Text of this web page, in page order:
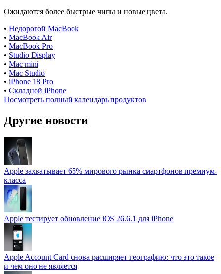
Ожидаются более быстрые чипы и новые цвета.
• Недорогой MacBook
• MacBook Air
• MacBook Pro
• Studio Display
• Mac mini
• Mac Studio
• iPhone 18 Pro
• Складной iPhone
Посмотреть полный календарь продуктов
Другие новости
Apple захватывает 65% мирового рынка смартфонов премиум-
класса
Apple тестирует обновление iOS 26.6.1 для iPhone
Apple Account Card снова расширяет географию: что это такое
и чем оно не является